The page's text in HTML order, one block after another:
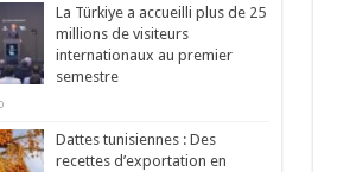
La Türkiye a accueilli plus de 25
millions de visiteurs
internationaux au premier
semestre
Dattes tunisiennes : Des
recettes d’exportation en